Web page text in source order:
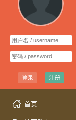
登录 注册
首页